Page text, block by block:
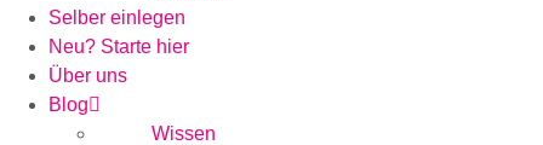
Selber einlegen
Neu? Starte hier
Über uns
Blog
Wissen